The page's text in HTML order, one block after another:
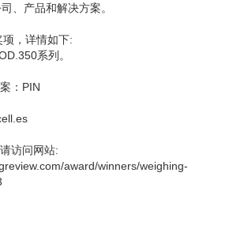
、产品和解决方案。
，详情如下:
系列。
：PIN
访问网站:
award/winners/weighing-